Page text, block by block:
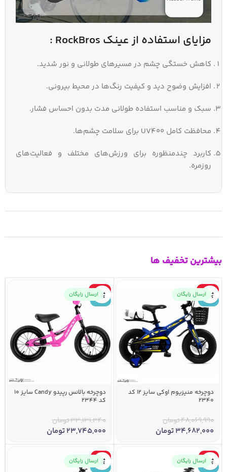
مزایای استفاده ازعینک RockBros :
کاهش خستگی چشم در مسیرهای طولانی و نور شدید.
افزایش وضوح دید و کیفیت رنگ‌ها در محیط بیرونی.
سبک و مناسب استفاده طولانی مدت بدون احساس فشار.
محافظت کامل UV400 برای سلامت چشم‌ها.
کاربرد چندمنظوره برای ورزش‌های مختلف و فعالیت‌های
روزمره.
بیشترین تخفیف ها
-28%
جدید
ارسال رایگان
دوچرخه منیزیوم اوکی سایز 12 کد
2340
48,069,990تومان
34,682,000تومان
-28%
جدید
ارسال رایگان
دوچرخه بالانس رپیدو Candy سایز 10
کد 2344
33,131,340تومان
23,745,000تومان
-6%
جدید
ارسال رایگان
-6%
جدید
ارسال رایگان